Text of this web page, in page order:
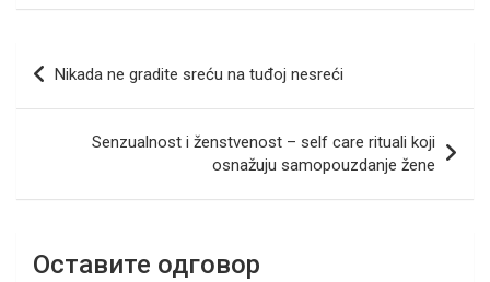
ce
o
tt ail er ke
dI
n
at
A
p
e
gr
a
ar
Кретање
чланка
Nikada ne gradite sreću na tuđoj nesreći
Senzualnost i ženstvenost – self care rituali koji
osnažuju samopouzdanje žene
Оставите одговор